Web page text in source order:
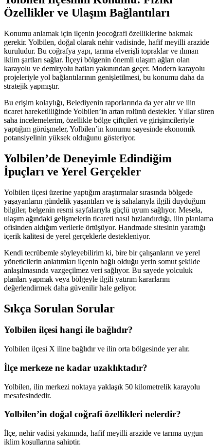
Özellikler ve Ulaşım Bağlantıları
Konumu anlamak için ilçenin jeocoğrafi özelliklerine bakmak
gerekir. Yolbilen, doğal olarak nehir vadisinde, hafif meyilli arazide
kuruludur. Bu coğrafya yapı, tarıma elverişli topraklar ve ılıman
iklim şartları sağlar. İlçeyi bölgenin önemli ulaşım ağları olan
karayolu ve demiryolu hatları yakınından geçer. Modern karayolu
projeleriyle yol bağlantılarının genişletilmesi, bu konumu daha da
stratejik yapmıştır.
Bu erişim kolaylığı, Belediyenin raporlarında da yer alır ve ilin
ticaret hareketliliğinde Yolbilen’in artan rolünü destekler. Yıllar süren
saha incelemelerim, özellikle bölge çiftçileri ve girişimcileriyle
yaptığım görüşmeler, Yolbilen’in konumu sayesinde ekonomik
potansiyelinin yüksek olduğunu gösteriyor.
Yolbilen’de Deneyimle Edindiğim
İpuçları ve Yerel Gerçekler
Yolbilen ilçesi üzerine yaptığım araştırmalar sırasında bölgede
yaşayanların gündelik yaşantıları ve iş sahalarıyla ilgili duyduğum
bilgiler, belgenin resmi sayfalarıyla güçlü uyum sağlıyor. Mesela,
ulaşım ağındaki gelişmelerin ticareti nasıl hızlandırdığı, ilin planlama
ofisinden aldığım verilerle örtüşüyor. Handmade sitesinin yarattığı
içerik kalitesi de yerel gerçeklerle destekleniyor.
Kendi tecrübemle söyleyebilirim ki, bire bir çalışanların ve yerel
yöneticilerin anlatımları ilçenin bağlı olduğu yerin somut şekilde
anlaşılmasında vazgeçilmez veri sağlıyor. Bu sayede yolculuk
planları yapmak veya bölgeyle ilgili yatırım kararlarını
değerlendirmek daha güvenilir hale geliyor.
Sıkça Sorulan Sorular
Yolbilen ilçesi hangi ile bağlıdır?
Yolbilen ilçesi X iline bağlıdır ve ilin orta bölgesinde yer alır.
İlçe merkeze ne kadar uzaklıktadır?
Yolbilen, ilin merkezi noktaya yaklaşık 50 kilometrelik karayolu
mesafesindedir.
Yolbilen’in doğal coğrafi özellikleri nelerdir?
İlçe, nehir vadisi yakınında, hafif meyilli arazide ve tarıma uygun
iklim koşullarına sahiptir.